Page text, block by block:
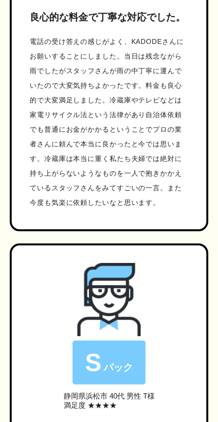
良心的な料金で丁寧な対応でした。
電話の受け答えの感じがよく、KADODEさんに
お願いすることにしました。当日は残念ながら
雨でしたがスタッフさんが雨の中丁寧に運んで
いたので大変気持ちよかったです。料金も良心
的で大変満足しました。冷蔵庫やテレビなどは
家電リサイクル法という法律があり自治体依頼
でも普通にお金がかかるということでプロの業
者さんに頼んで本当に良かったと今では思いま
す。冷蔵庫は本当に重く私たち夫婦では絶対に
持ち上がらないようなものを一人で抱きかかえ
ているスタッフさんをみてすごいの一言。また
今度も気楽に依頼したいなと思います。
S パック
静岡県浜松市40代 男性 T様
満足度 ★★★★